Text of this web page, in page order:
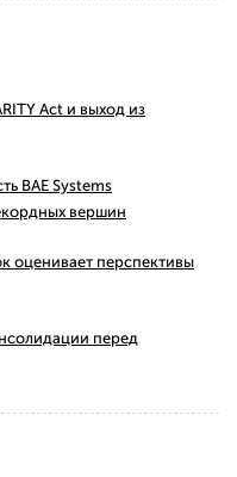
Act и выход из
BAE Systems
вершин
оценивает перспективы
перед